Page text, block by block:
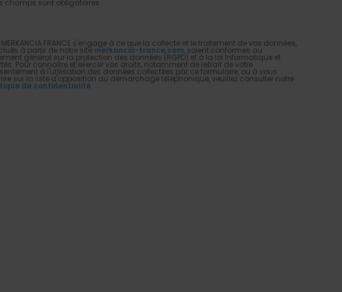
champs sont obligatoires
MERKANCIA FRANCE s'engage à ce que la collecte et le traitement de vos données,
à partir de notre site merkancia-france.com, soient conformes au
général sur la protection des données (RGPD) et à la loi Informatique et
Pour connaître et exercer vos droits, notamment de retrait de votre
à l'utilisation des données collectées par ce formulaire, ou à vous
sur la liste d'opposition au démarchage téléphonique, veuillez consulter notre
de confidentialité